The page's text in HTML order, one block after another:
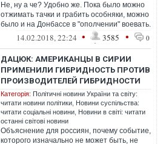
Не, ну а че? Удобно же. Пока было можно
отжимать тачки и грабить особняки, можно
было и на Донбассе в "ополчении" воевать.
А как лавочку прикрыли, так...
14.02.2018, 22:24 • 3585 • 0
ДАЦЮК: АМЕРИКАНЦЫ В СИРИИ
ПРИМЕНИЛИ ГИБРИДНОСТЬ ПРОТИВ
ПРОИЗВОДИТЕЛЕЙ ГИБРИДНОСТИ
Категорія: Політичні новини України та світу:
читати новини політики Новини суспільства:
читати соціальні новини Новини в світі: читати
останні світові новини
Объяснение для россиян, почему событие,
которого изначально не может быть, не